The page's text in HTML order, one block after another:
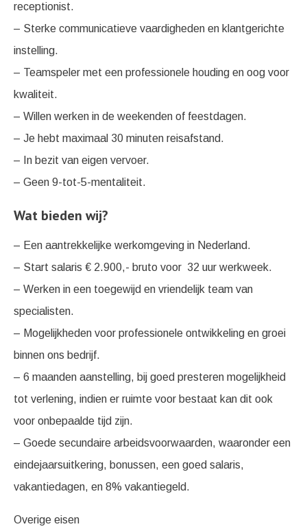
receptionist.
– Sterke communicatieve vaardigheden en klantgerichte
instelling.
– Teamspeler met een professionele houding en oog voor
kwaliteit.
– Willen werken in de weekenden of feestdagen.
– Je hebt maximaal 30 minuten reisafstand.
– In bezit van eigen vervoer.
– Geen 9-tot-5-mentaliteit.
Wat bieden wij?
– Een aantrekkelijke werkomgeving in Nederland.
– Start salaris € 2.900,- bruto voor 32 uur werkweek.
– Werken in een toegewijd en vriendelijk team van
specialisten.
– Mogelijkheden voor professionele ontwikkeling en groei
binnen ons bedrijf.
– 6 maanden aanstelling, bij goed presteren mogelijkheid
tot verlening, indien er ruimte voor bestaat kan dit ook
voor onbepaalde tijd zijn.
– Goede secundaire arbeidsvoorwaarden, waaronder een
eindejaarsuitkering, bonussen, een goed salaris,
vakantiedagen, en 8% vakantiegeld.
Overige eisen